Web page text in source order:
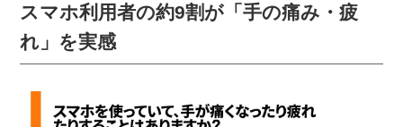
スマホ利用者の約9割が「手の痛み・疲
れ」を実感